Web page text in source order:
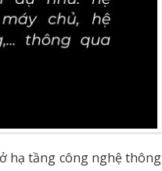
hạ tầng công nghệ thông